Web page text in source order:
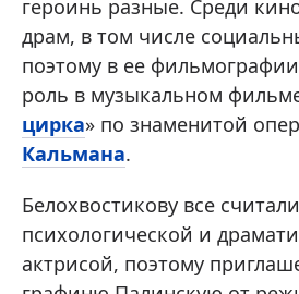
героинь разные. Среди
драм, в том числе
поэтому в ее
роль в музыкальном
цирка» по знаменитой
Кальмана.
Белохвостикову все
психологической и
актрисой, поэтому